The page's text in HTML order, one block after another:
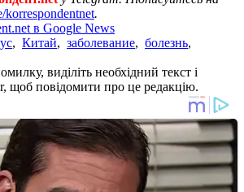
korrespondentnet.
в Google News
, Китай, заболевание, болезнь,
виділіть необхідний текст і
щоб повідомити про це редакцію.